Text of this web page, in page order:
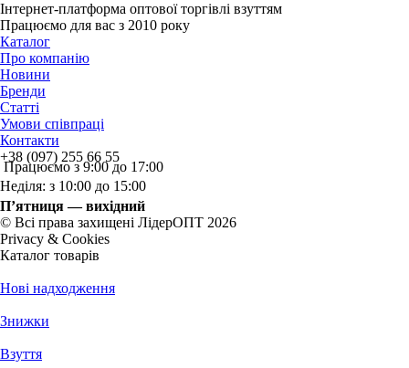
Інтернет-платформа оптової торгівлі взуттям
Працюємо для вас з 2010 року
Каталог
Про компанію
Новини
Бренди
Статті
Умови співпраці
Контакти
+38 (097) 255 66 55
Працюємо з 9:00 до 17:00
Неділя: з 10:00 до 15:00
П’ятниця — вихідний
© Всі права захищені ЛідерОПТ 2026
Privacy & Cookies
Каталог товарів
Нові надходження
Знижки
Взуття